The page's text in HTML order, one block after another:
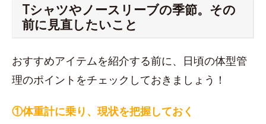
Tシャツやノースリーブの季節。その
前に見直したいこと
おすすめアイテムを紹介する前に、日頃の体型管
理のポイントをチェックしておきましょう！
①体重計に乗り、現状を把握しておく